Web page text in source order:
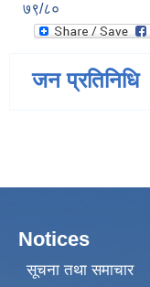
७९/८०
जन प्रतिनिधि
Notices
सूचना तथा समाचार